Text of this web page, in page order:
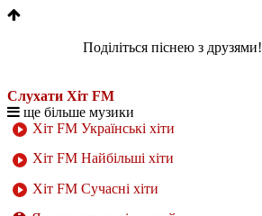
Поділіться піснею з друзями!
Слухати Хіт FM
ще більше музики
Хіт FM Українські хіти
Хіт FM Найбільші хіти
Хіт FM Сучасні хіти